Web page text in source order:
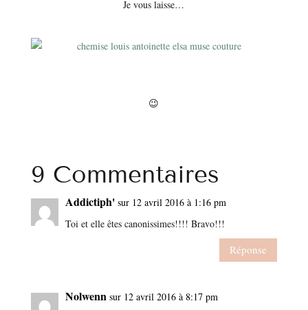
Je vous laisse…
😉
9 Commentaires
Addictiph' sur 12 avril 2016 à 1:16 pm
Toi et elle êtes canonissimes!!!! Bravo!!!
Réponse
Nolwenn sur 12 avril 2016 à 8:17 pm